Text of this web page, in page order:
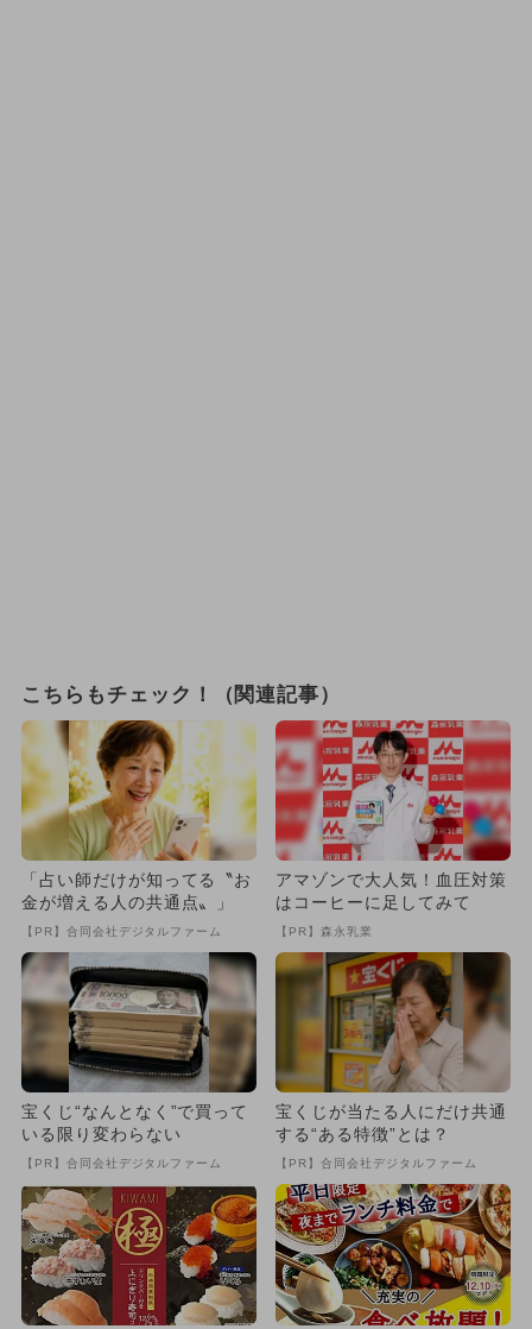
こちらもチェック！（関連記事）
「占い師だけが知ってる〝お
金が増える人の共通点〟」
【PR】合同会社デジタルファーム
アマゾンで大人気！血圧対策
はコーヒーに足してみて
【PR】森永乳業
宝くじ“なんとなく”で買って
いる限り変わらない
【PR】合同会社デジタルファーム
宝くじが当たる人にだけ共通
する“ある特徴”とは？
【PR】合同会社デジタルファーム